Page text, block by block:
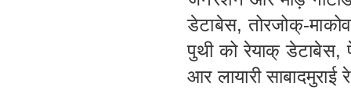
डेटाबेस, तोरजोक्-
पुथी को रेयाक् डेटाबेस,
आर लायारी